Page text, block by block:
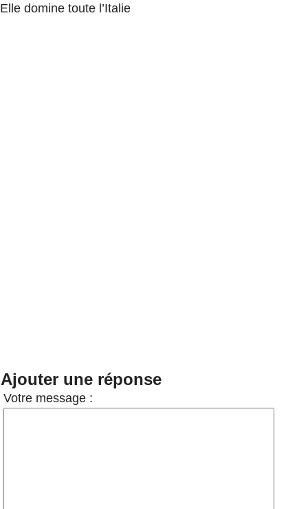
Elle domine toute l’Italie
Ajouter une réponse
Votre message :